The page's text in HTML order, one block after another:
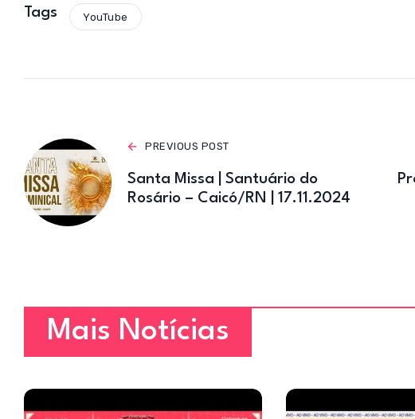
Tags YouTube
PREVIOUS POST
Santa Missa | Santuário do
Rosário – Caicó/RN | 17.11.2024
Mais Notícias